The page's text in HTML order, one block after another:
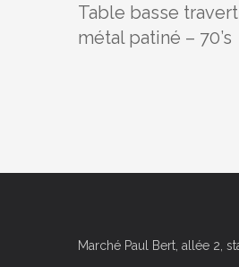
Table basse
métal patiné – 70’s
Marché Paul Bert, allée 2,